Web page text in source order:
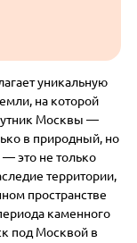
уникальную
на которой
Москвы —
в природный, но
— это не только
территории,
пространстве
каменного
под Москвой в